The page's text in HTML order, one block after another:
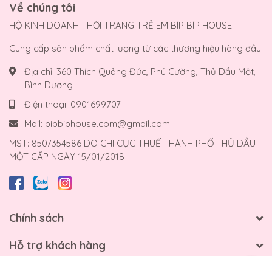
Về chúng tôi
HỘ KINH DOANH THỜI TRANG TRẺ EM BÍP BÍP HOUSE
Cung cấp sản phẩm chất lượng từ các thương hiệu hàng đầu.
Địa chỉ: 360 Thích Quảng Đức, Phú Cường, Thủ Dầu Một,
Bình Dương
Điện thoại: 0901699707
Mail: bipbiphouse.com@gmail.com
MST: 8507354586 DO CHI CỤC THUẾ THÀNH PHỐ THỦ DẦU
MỘT CẤP NGÀY 15/01/2018
Chính sách
Hỗ trợ khách hàng